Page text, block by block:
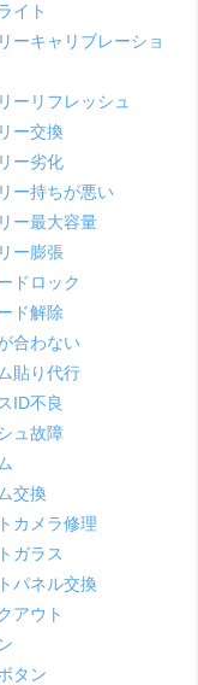
イト
ーキャリブレーショ
ーリフレッシュ
ー交換
ー劣化
ー持ちが悪い
ー最大容量
ー膨張
ドロック
ド解除
合わない
貼り代行
ID不良
ュ故障
交換
カメラ修理
ガラス
パネル交換
アウト
タン